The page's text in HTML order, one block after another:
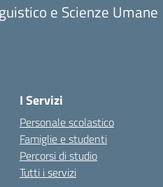
e Scienze Umane
I Servizi
Personale scolastico
Famiglie e studenti
Percorsi di studio
Tutti i servizi